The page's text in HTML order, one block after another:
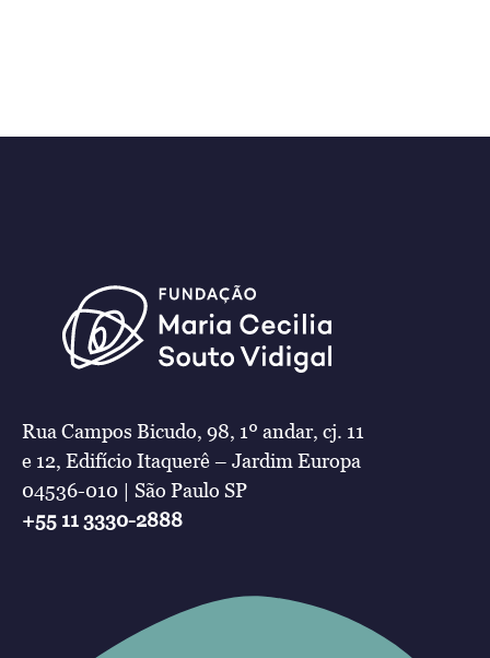
Rua Campos Bicudo, 98, 1º andar, cj. 11
e 12, Edifício Itaquerê – Jardim Europa
04536-010 | São Paulo SP
+55 11 3330-2888